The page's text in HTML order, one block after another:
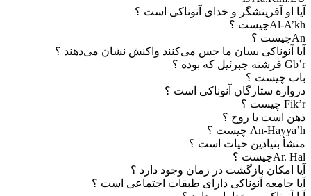
آیا او آفرینشگر و خدای آنوناکی است ؟
Al-A’khچیست ؟
Anچیست ؟
آیا آنوناکی بسان ما حس می‌کنند واکنش نشان می‌دهند ؟
Gb’r فرشته جبرئیل که بوده ؟
باب چیست ؟
دروازه ستارگان آنوناکی است ؟
Fik’r چیست ؟
ذهن است یا روح ؟
An-Hayya’h چیست ؟
منشأ بنیادین حیات است ؟
Ar. Halچیست ؟
آیا امکان بازگشت در زمان وجود دارد ؟
آیا جامعه آنوناکی دارای طبقات اجتماعی است ؟